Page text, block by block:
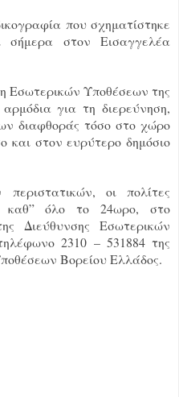
που σχηματίστηκε
σήμερα στον Εισαγγελέα
Εσωτερικών Υποθέσεων της
για τη διερεύνηση,
διαφθοράς τόσο στο χώρο
και στον ευρύτερο δημόσιο
οι πολίτες
καθ” όλο το 24ωρο, στο
Διεύθυνσης Εσωτερικών
2310 – 531884 της
Βορείου Ελλάδος.